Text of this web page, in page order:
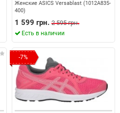
Женские ASICS Versablast (1012A835-
400)
1 599 грн. 2 595 грн.
Есть в наличии
-7%